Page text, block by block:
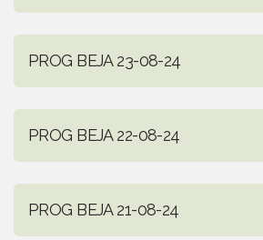
PROG BEJA 23-08-24
PROG BEJA 22-08-24
PROG BEJA 21-08-24